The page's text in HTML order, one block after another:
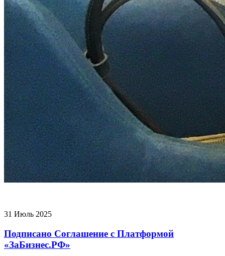
31 Июль 2025
Подписано Соглашение с Платформой
«ЗаБизнес.РФ»